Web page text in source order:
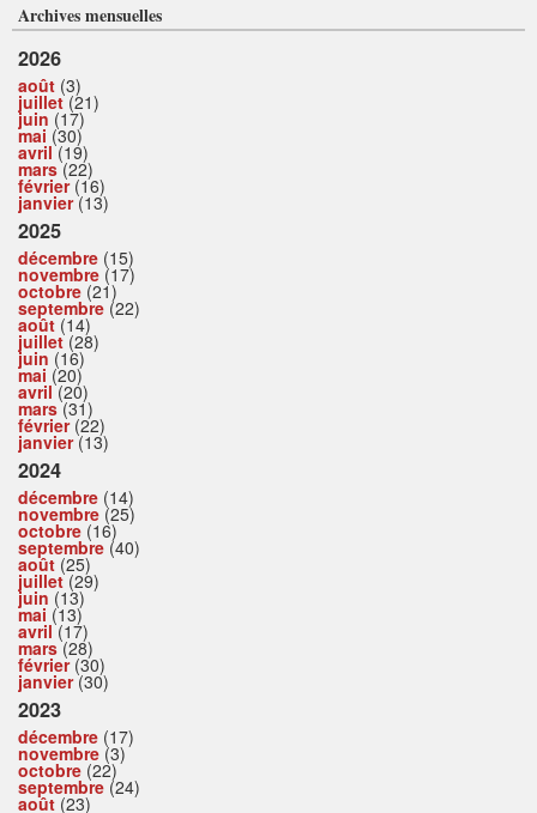
Archives mensuelles
2026
août (3)
juillet(21)
juin (17)
mai (30)
avril(19)
mars(22)
février(16)
janvier(13)
2025
décembre (15)
novembre (17)
octobre (21)
septembre (22)
août (14)
juillet(28)
juin (16)
mai (20)
avril(20)
mars(31)
février(22)
janvier(13)
2024
décembre (14)
novembre (25)
octobre (16)
septembre (40)
août (25)
juillet(29)
juin (13)
mai (13)
avril(17)
mars(28)
février(30)
janvier(30)
2023
décembre (17)
novembre (3)
octobre (22)
septembre (24)
août (23)